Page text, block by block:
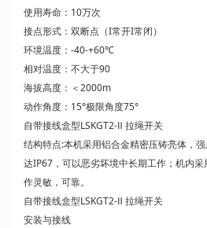
使用寿命：10万次
接点形式：双断点（I常开I常闭）
环境温度：-40-+60℃
相对温度：不大于90
海拔高度：＜2000m
动作角度：15°极限角度75°
自带接线盒型LSKGT2-Ⅱ 拉绳开关
结构特点:本机采用铝合金精密压铸亮体，
达IP67，可以恶劣坏境中长期工作；机内
作灵敏，可靠。
自带接线盒型LSKGT2-Ⅱ 拉绳开关
安装与接线